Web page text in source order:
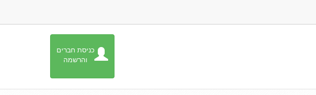
כניסת חברים
והרשמה